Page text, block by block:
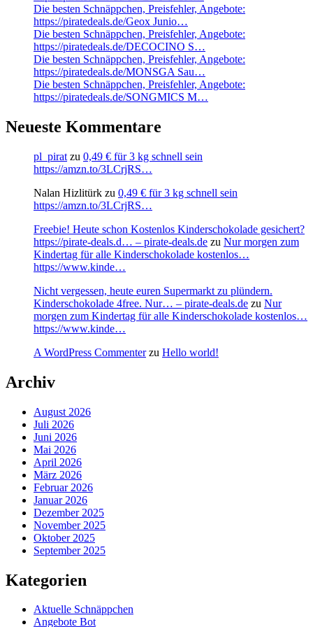
Die besten Schnäppchen, Preisfehler, Angebote:
https://piratedeals.de/Geox Junio…
Die besten Schnäppchen, Preisfehler, Angebote:
https://piratedeals.de/DECOCINO S…
Die besten Schnäppchen, Preisfehler, Angebote:
https://piratedeals.de/MONSGA Sau…
Die besten Schnäppchen, Preisfehler, Angebote:
https://piratedeals.de/SONGMICS M…
Neueste Kommentare
pl_pirat zu 0,49 € für 3 kg schnell sein
https://amzn.to/3LCrjRS…
Nalan Hizlitürk zu 0,49 € für 3 kg schnell sein
https://amzn.to/3LCrjRS…
Freebie! Heute schon Kostenlos Kinderschokolade gesichert?
https://pirate-deals.d… – pirate-deals.de zu Nur morgen zum
Kindertag für alle Kinderschokolade kostenlos…
https://www.kinde…
Nicht vergessen, heute euren Supermarkt zu plündern.
Kinderschokolade 4free. Nur… – pirate-deals.de zu Nur
morgen zum Kindertag für alle Kinderschokolade kostenlos…
https://www.kinde…
A WordPress Commenterzu Hello world!
Archiv
August 2026
Juli 2026
Juni 2026
Mai 2026
April 2026
März 2026
Februar 2026
Januar 2026
Dezember 2025
November 2025
Oktober 2025
September 2025
Kategorien
Aktuelle Schnäppchen
Angebote Bot